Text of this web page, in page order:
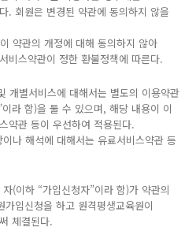
. 회원은 변경된 약관에 동의하지 않을
약관의 개정에 대해 동의하지 않아
비스약관이 정한 환불정책에 따른다.
개별서비스에 대해서는 별도의 이용약관
라 함)을 둘 수 있으며, 해당 내용이 이
약관 등이 우선하여 적용된다.
나 해석에 대해서는 유료서비스약관 등
(이하 “가입신청자”이라 함)가 약관의
입신청을 하고 원격평생교육원이
체결된다.